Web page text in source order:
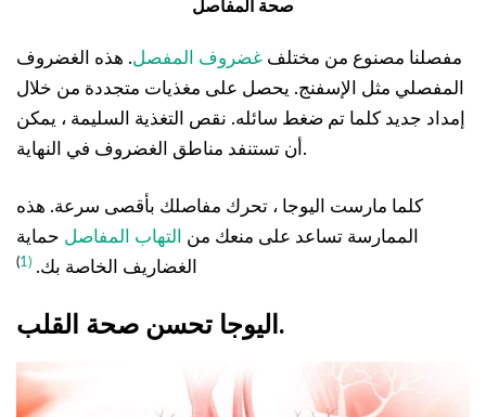
صحة المفاصل
مفصلنا مصنوع من مختلف غضروف المفصل. هذه الغضروف
المفصلي مثل الإسفنج. يحصل على مغذيات متجددة من خلال
إمداد جديد كلما تم ضغط سائله. نقص التغذية السليمة ، يمكن
أن تستنفد مناطق الغضروف في النهاية.
كلما مارست اليوجا ، تحرك مفاصلك بأقصى سرعة. هذه
الممارسة تساعد على منعك من
التهاب المفاصل حماية
الغضاريف الخاصة بك. (1
)
اليوجا تحسن صحة القلب.